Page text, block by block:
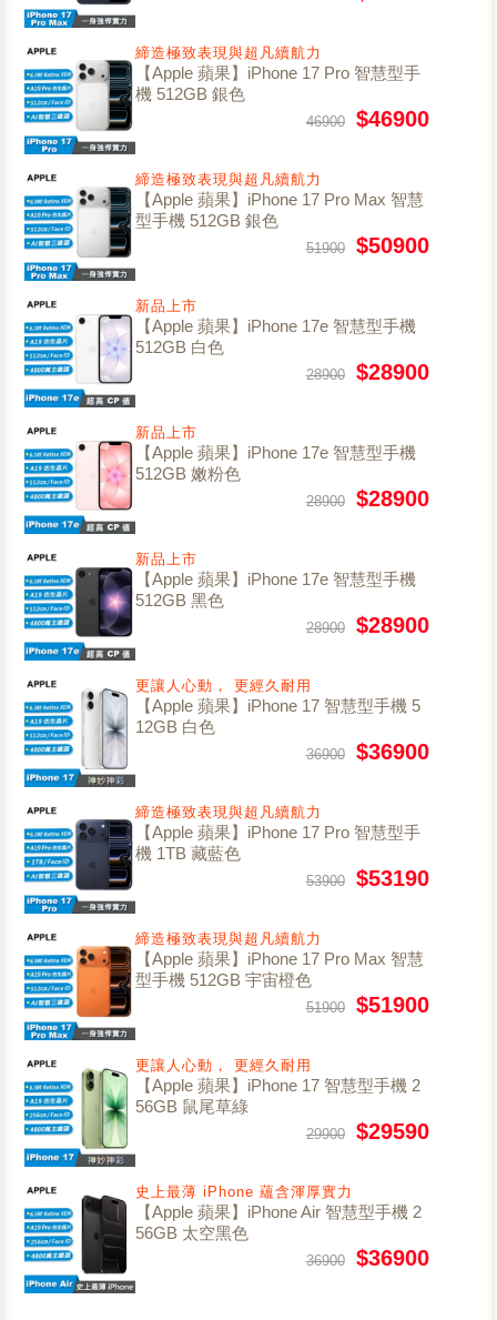
締造極致表現與超凡續航力
【Apple 蘋果】iPhone 17 Pro 智慧型手
機 512GB 銀色
46900 $46900
締造極致表現與超凡續航力
【Apple 蘋果】iPhone 17 Pro Max 智慧
型手機 512GB 銀色
51900 $50900
新品上市
【Apple 蘋果】iPhone 17e 智慧型手機
512GB 白色
28900 $28900
新品上市
【Apple 蘋果】iPhone 17e 智慧型手機
512GB 嫩粉色
28900 $28900
新品上市
【Apple 蘋果】iPhone 17e 智慧型手機
512GB 黑色
28900 $28900
更讓人心動， 更經久耐用
【Apple 蘋果】iPhone 17 智慧型手機 5
12GB 白色
36900 $36900
締造極致表現與超凡續航力
【Apple 蘋果】iPhone 17 Pro 智慧型手
機 1TB 藏藍色
53900 $53190
締造極致表現與超凡續航力
【Apple 蘋果】iPhone 17 Pro Max 智慧
型手機 512GB 宇宙橙色
51900 $51900
更讓人心動， 更經久耐用
【Apple 蘋果】iPhone 17 智慧型手機 2
56GB 鼠尾草綠
29900 $29590
史上最薄 iPhone 蘊含渾厚實力
【Apple 蘋果】iPhone Air 智慧型手機 2
56GB 太空黑色
36900 $36900